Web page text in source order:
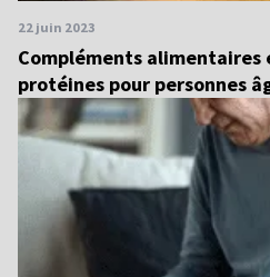
22 juin 2023
Compléments alimentaires
protéines pour personnes